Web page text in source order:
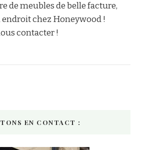
de meubles de belle facture,
endroit chez Honeywood !
contacter !
EN CONTACT :